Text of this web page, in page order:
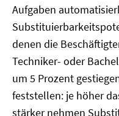
Aufgaben
denen die
Techniker- oder
um 5 Prozent
feststellen: je höher
stärker nehmen